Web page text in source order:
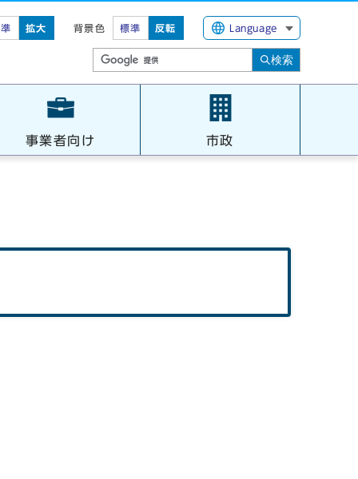
拡大 背景色 標準 反転 Language
検索
事業者向け 市政